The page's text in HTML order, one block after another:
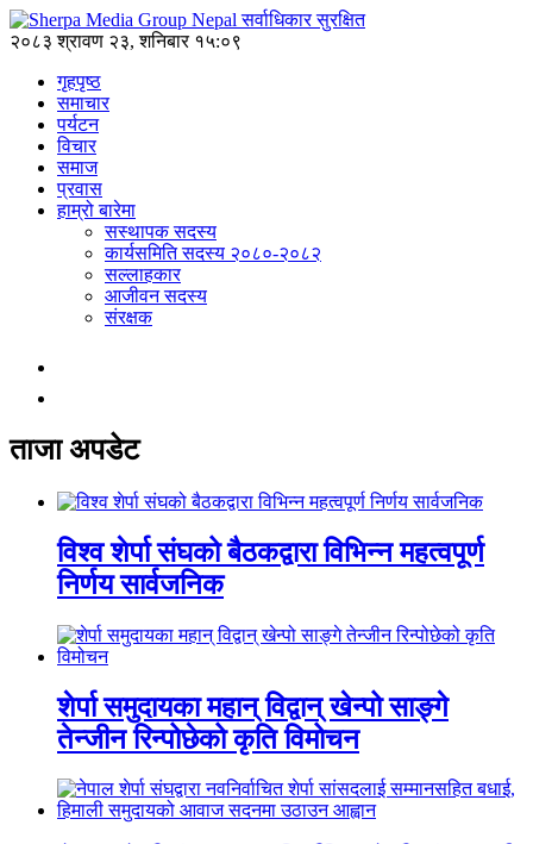
२०८३ श्रावण २३, शनिबार १५:०९
गृहपृष्ठ
समाचार
पर्यटन
विचार
समाज
प्रवास
हाम्रो बारेमा
सस्थापक सदस्य
कार्यसमिति सदस्य २०८०-२०८२
सल्लाहकार
आजीवन सदस्य
संरक्षक
ताजा अपडेट
विश्व शेर्पा संघको बैठकद्वारा विभिन्न महत्वपूर्ण
निर्णय सार्वजनिक
शेर्पा समुदायका महान् विद्वान् खेन्पो साङ्गे
तेन्जीन रिन्पोछेको कृति विमोचन